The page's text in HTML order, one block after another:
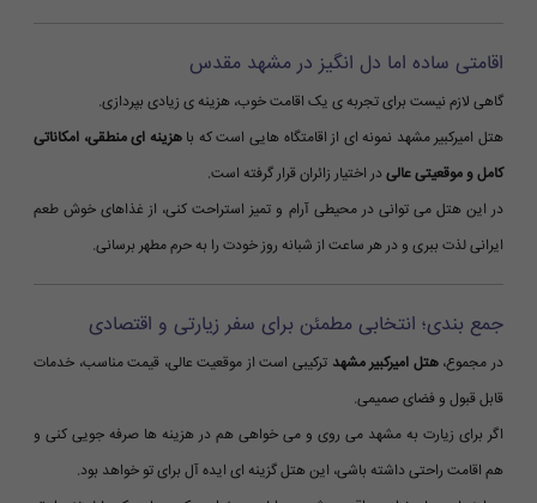
اقامتی ساده اما دل انگیز در مشهد مقدس
گاهی لازم نیست برای تجربه ی یک اقامت خوب، هزینه ی زیادی بپردازی.
هتل امیرکبیر مشهد نمونه ای از اقامتگاه هایی است که باهزینه ای منطقی، امکاناتی
کامل و موقعیتی عالیدر اختیار زائران قرار گرفته است.
در این هتل می توانی در محیطی آرام و تمیز استراحت کنی، از غذاهای خوش طعم
ایرانی لذت ببری و در هر ساعت از شبانه روز خودت را به حرم مطهر برسانی.
جمع بندی؛ انتخابی مطمئن برای سفر زیارتی و اقتصادی
در مجموع،هتل امیرکبیر مشهد ترکیبی است از موقعیت عالی، قیمت مناسب، خدمات
قابل قبول و فضای صمیمی.
اگر برای زیارت به مشهد می روی و می خواهی هم در هزینه ها صرفه جویی کنی و
هم اقامت راحتی داشته باشی، این هتل گزینه ای ایده آل برای تو خواهد بود.